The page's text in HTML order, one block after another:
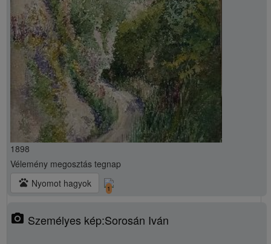
1898
Vélemény megosztás tegnap
pets Nyomot hagyok 1
photo_camera Személyes kép:Sorosán Iván